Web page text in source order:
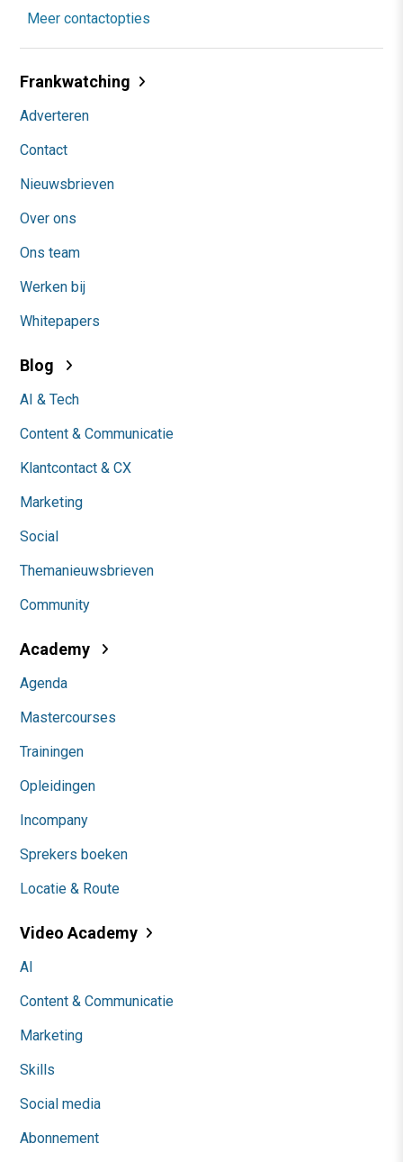
Meer contactopties
Frankwatching
Adverteren
Contact
Nieuwsbrieven
Over ons
Ons team
Werken bij
Whitepapers
Blog
AI & Tech
Content & Communicatie
Klantcontact & CX
Marketing
Social
Themanieuwsbrieven
Community
Academy
Agenda
Mastercourses
Trainingen
Opleidingen
Incompany
Sprekers boeken
Locatie & Route
Video Academy
AI
Content & Communicatie
Marketing
Skills
Social media
Abonnement